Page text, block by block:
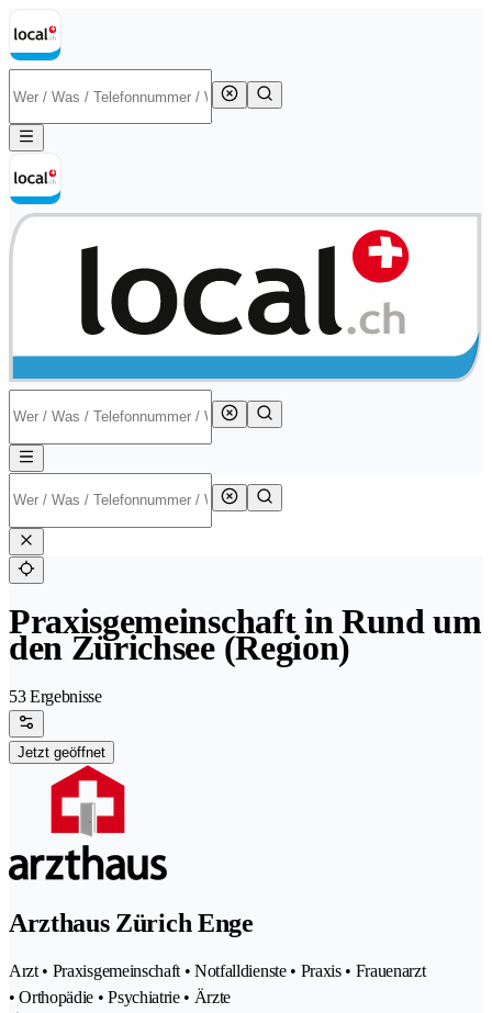
Praxisgemeinschaft in Rund um
den Zürichsee (Region)
53 Ergebnisse
Jetzt geöffnet
Arzthaus Zürich Enge
Arzt • Praxisgemeinschaft • Notfalldienste • Praxis • Frauenarzt
• Orthopädie • Psychiatrie • Ärzte